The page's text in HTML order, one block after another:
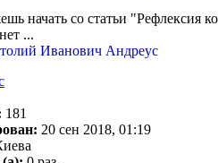
начать со статьи "Рефлексия
...
Иванович Андреус
181
20 сен 2018, 01:19